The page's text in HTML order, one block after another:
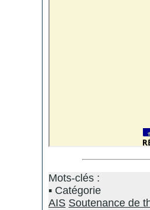
Mots-clés :
Catégorie
AIS Soutenance de